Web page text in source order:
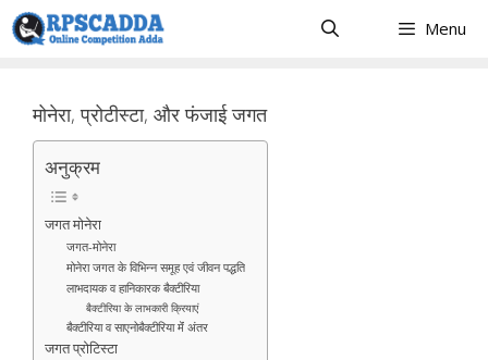
Skip
to
Menu
मोनेरा, प्रोटीस्टा, और फंजाई जगत
अनुक्रम
जगत मोनेरा
जगत-मोनेरा
मोनेरा जगत के विभिन्न समूह एवं जीवन पद्धति
लाभदायक व हानिकारक बैक्टीरिया
बैक्टीरिया के लाभकारी क्रियाएं
बैक्टीरिया व साएनोबैक्टीरिया मेंं अंतर
जगत प्रोटिस्टा